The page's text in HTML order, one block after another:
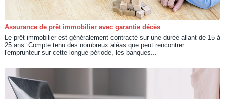
Assurance de prêt immobilier avec garantie décès
Le prêt immobilier est généralement contracté sur une durée allant de 15 à
25 ans. Compte tenu des nombreux aléas que peut rencontrer
l'emprunteur sur cette longue période, les banques...